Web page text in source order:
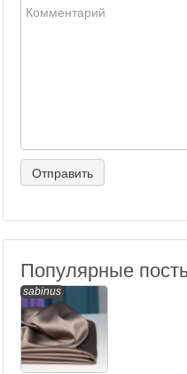
Популярные
sabinus